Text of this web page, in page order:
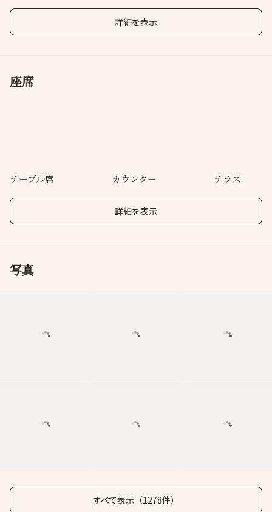
詳細を表示
座席
テーブル席 カウンター テラス
詳細を表示
写真
すべて表示（1278件）